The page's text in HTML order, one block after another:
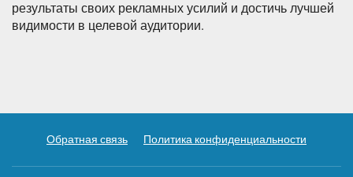
результаты своих рекламных усилий и достичь лучшей
видимости в целевой аудитории.
Обратная связь Политика конфиденциальности